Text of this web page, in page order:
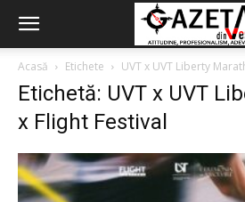
Acasă Etichete UVT x UVT Liberty
Etichetă: UVT x UVT
x Flight Festival